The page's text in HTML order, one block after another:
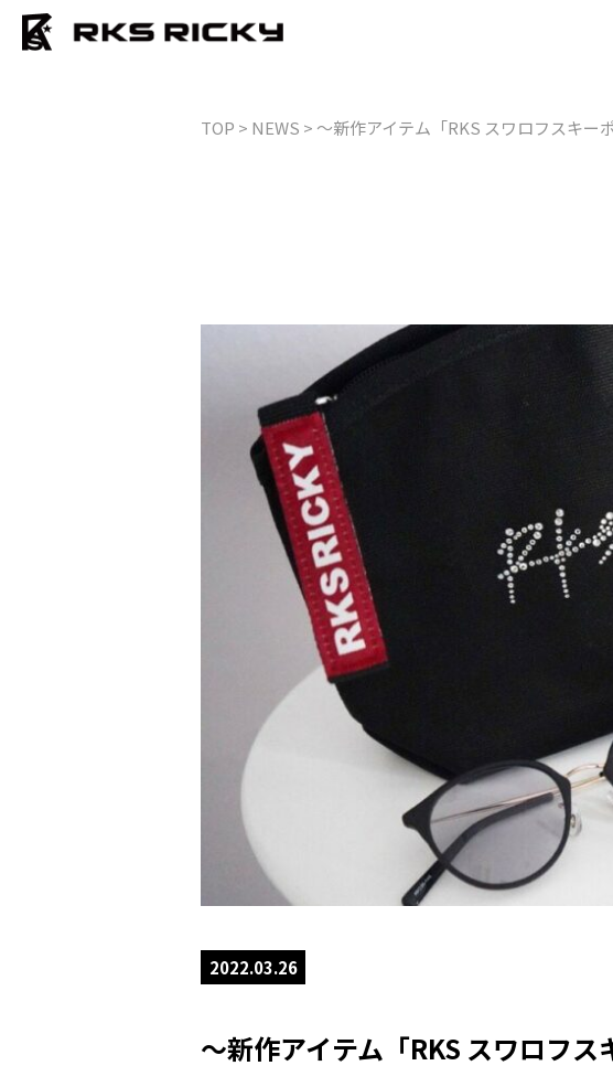
TOP > NEWS > ～新作アイテム「RKS スワロフスキ
2022.03.26
～新作アイテム「RKS スワロフ